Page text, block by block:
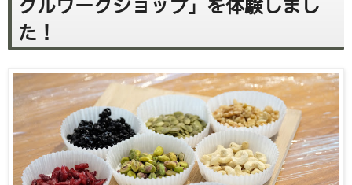
グルワークショップ」を体験しまし
た！